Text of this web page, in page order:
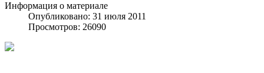
Информация о материале
Опубликовано: 31 июля 2011
Просмотров: 26090